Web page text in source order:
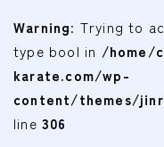
高蔵寺の道場
会費
無料体験
Warning: Trying to
type bool in /home/
karate.com/wp-
content/themes/
line 306